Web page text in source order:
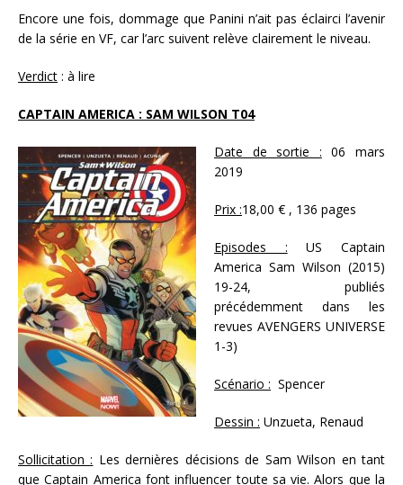
Encore une fois, dommage que Panini n’ait pas éclairci l’avenir
de la série en VF, car l’arc suivent relève clairement le niveau.
Verdict : à lire
CAPTAIN AMERICA : SAM WILSON T04
Date de sortie : 06 mars
2019
Prix :18,00 € , 136 pages
Episodes : US Captain
America Sam Wilson (2015)
19-24, publiés
précédemment dans les
revues AVENGERS UNIVERSE
1-3)
Scénario : Spencer
Dessin : Unzueta, Renaud
Sollicitation : Les dernières décisions de Sam Wilson en tant
que Captain America font influencer toute sa vie. Alors que la